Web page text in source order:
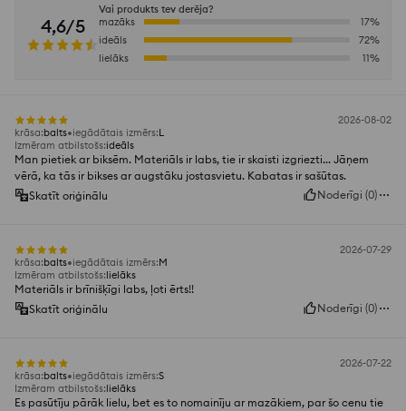
4,6/5
Vai produkts tev derēja?
mazāks
17%
ideāls
72%
lielāks
11%
2026-08-02
krāsa:balts iegādātais izmērs:L
Izmēram atbilstošs:ideāls
Man pietiek ar biksēm. Materiāls ir labs, tie ir skaisti izgriezti... Jāņem
vērā, ka tās ir bikses ar augstāku jostasvietu. Kabatas ir sašūtas.
Skatīt oriģinālu
Noderīgi (0)
2026-07-29
krāsa:balts iegādātais izmērs:M
Izmēram atbilstošs:lielāks
Materiāls ir brīnišķīgi labs, ļoti ērts!!
Skatīt oriģinālu
Noderīgi (0)
2026-07-22
krāsa:balts iegādātais izmērs:S
Izmēram atbilstošs:lielāks
Es pasūtīju pārāk lielu, bet es to nomainīju ar mazākiem, par šo cenu tie